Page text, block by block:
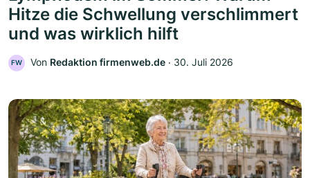
Hitze die Schwellung verschlimmert
und was wirklich hilft
FW Von Redaktion firmenweb.de ‧ 30. Juli 2026